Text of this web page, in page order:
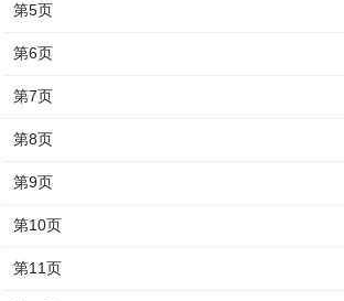
第5页
第6页
第7页
第8页
第9页
第10页
第11页